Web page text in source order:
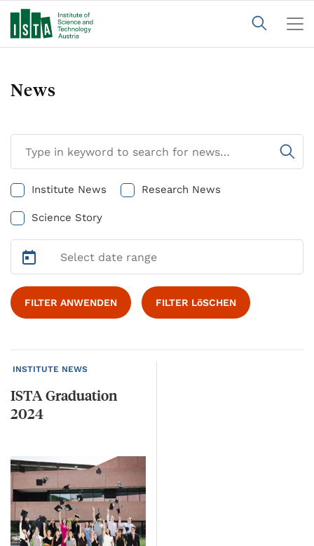
News
Institute News Research News
Science Story
FILTER ANWENDEN FILTER LöSCHEN
INSTITUTE NEWS
ISTAGraduation
2024